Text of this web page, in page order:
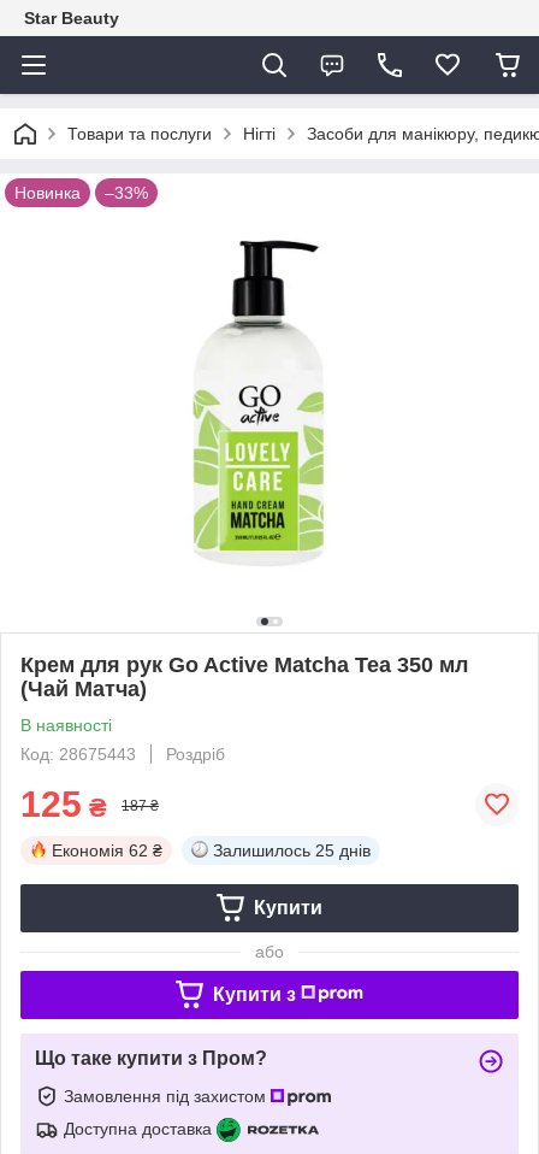
Star Beauty
Товари та послуги Нігті Засоби для манікюру,
Новинка –33%
Крем для рук Go Active Matcha Tea 350 мл
(Чай Матча)
В наявності
Код: 28675443
Роздріб
125 ₴ 187 ₴
Економія 62 ₴ Залишилось 25 днів
Купити
або
Купити з
Що таке купити з Пром?
Замовлення під захистом
Доступна доставка